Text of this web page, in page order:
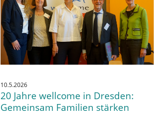
10.5.2026
20 Jahre wellcome in Dresden:
Gemeinsam Familien stärken